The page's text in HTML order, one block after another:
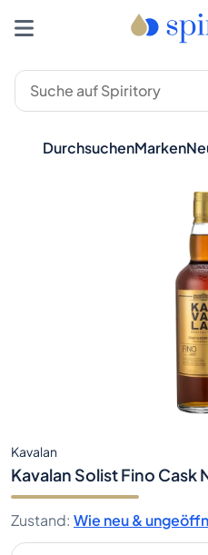
DurchsuchenMarken
Kavalan
Kavalan Solist Fino
Zustand: Wie neu &